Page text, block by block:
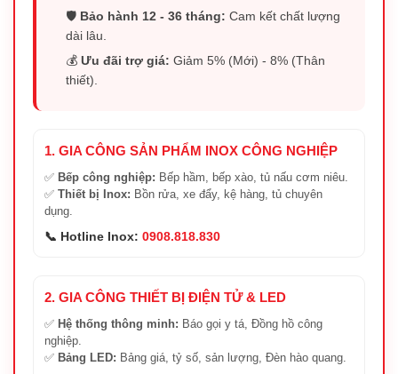
🛡️ Bảo hành 12 - 36 tháng: Cam kết chất lượng
dài lâu.
💰Ưu đãi trợ giá: Giảm 5% (Mới) - 8% (Thân
thiết).
1. GIA CÔNG SẢN PHẨM INOX CÔNG NGHIỆP
✅ Bếp công nghiệp: Bếp hầm, bếp xào, tủ nấu cơm niêu.
✅ Thiết bị Inox: Bồn rửa, xe đẩy, kệ hàng, tủ chuyên
dụng.
📞 Hotline Inox: 0908.818.830
2. GIA CÔNG THIẾT BỊ ĐIỆN TỬ & LED
✅ Hệ thống thông minh: Báo gọi y tá, Đồng hồ công
nghiệp.
✅ Bảng LED: Bảng giá, tỷ số, sản lượng, Đèn hào quang.